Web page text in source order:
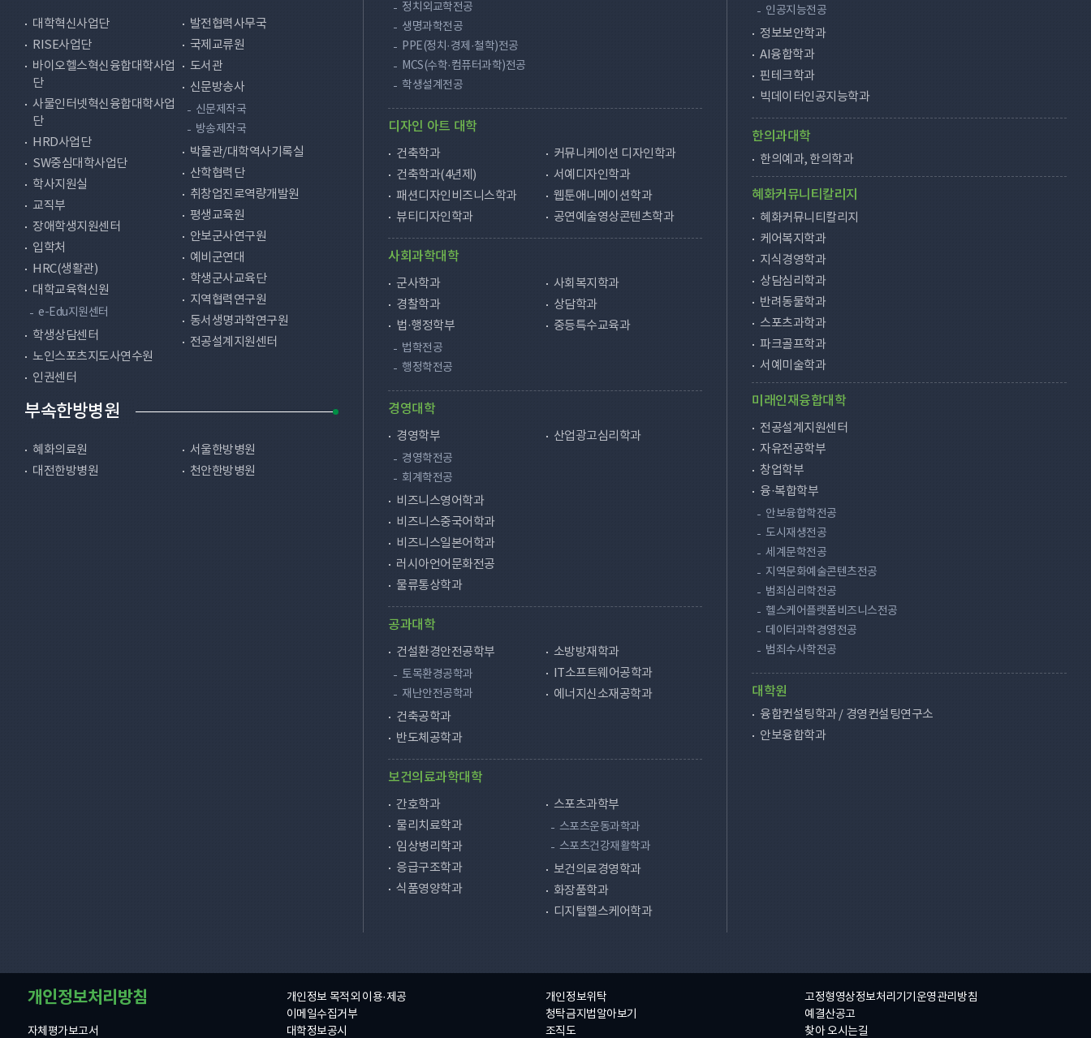
대학혁신사업단
RISE사업단
바이오헬스혁신융합대학사업
단
사물인터넷혁신융합대학사업
단
HRD사업단
SW중심대학사업단
학사지원실
교직부
장애학생지원센터
입학처
HRC(생활관)
대학교육혁신원
e-Edu지원센터
학생상담센터
노인스포츠지도사연수원
인권센터
발전협력사무국
국제교류원
도서관
신문방송사
신문제작국
방송제작국
박물관/대학역사기록실
산학협력단
취창업진로역량개발원
평생교육원
안보군사연구원
예비군연대
학생군사교육단
지역협력연구원
동서생명과학연구원
전공설계지원센터
부속한방병원
혜화의료원
대전한방병원
서울한방병원
천안한방병원
정치외교학전공
생명과학전공
PPE(정치·경제·철학)전공
MCS(수학·컴퓨터과학)전공
학생설계전공
디자인 아트 대학
건축학과
건축학과(4년제)
패션디자인비즈니스학과
뷰티디자인학과
커뮤니케이션 디자인학과
서예디자인학과
웹툰애니메이션학과
공연예술영상콘텐츠학과
사회과학대학
군사학과
경찰학과
법·행정학부
법학전공
행정학전공
사회복지학과
상담학과
중등특수교육과
경영대학
경영학부
경영학전공
회계학전공
비즈니스영어학과
비즈니스중국어학과
비즈니스일본어학과
러시아언어문화전공
물류통상학과
산업광고심리학과
공과대학
건설환경안전공학부
토목환경공학과
재난안전공학과
건축공학과
반도체공학과
소방방재학과
IT소프트웨어공학과
에너지신소재공학과
보건의료과학대학
간호학과
물리치료학과
임상병리학과
응급구조학과
식품영양학과
스포츠과학부
스포츠운동과학과
스포츠건강재활학과
보건의료경영학과
화장품학과
디지털헬스케어학과
인공지능전공
정보보안학과
AI융합학과
핀테크학과
빅데이터인공지능학과
한의과대학
한의예과, 한의학과
혜화커뮤니티칼리지
혜화커뮤니티칼리지
케어복지학과
지식경영학과
상담심리학과
반려동물학과
스포츠과학과
파크골프학과
서예미술학과
미래인재융합대학
전공설계지원센터
자유전공학부
창업학부
융·복합학부
안보융합학전공
도시재생전공
세계문학전공
지역문화예술콘텐츠전공
범죄심리학전공
헬스케어플랫폼비즈니스전공
데이터과학경영전공
범죄수사학전공
대학원
융합컨설팅학과 / 경영컨설팅연구소
안보융합학과
개인정보처리방침 개인정보 목적외 이용·제공 개인정보위탁
고정형영상정보처리기기운영관리방침
이메일수집거부
청탁금지법알아보기
예결산공고
자체평가보고서
대학정보공시 조직도 찾아 오시는길